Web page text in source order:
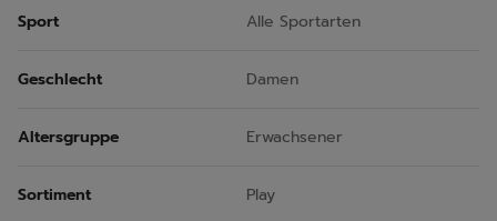
Sport Alle Sportarten
Geschlecht Damen
Altersgruppe Erwachsener
Sortiment Play